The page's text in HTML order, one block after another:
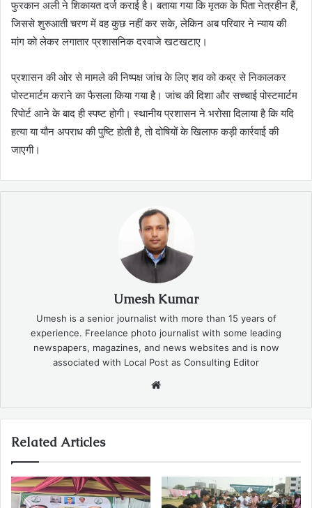
फुरकान अली ने शिकायत दर्ज कराई है। बताया गया कि मृतक के पिता नेत्रहीन हैं,
जिससे शुरुआती चरण में वह कुछ नहीं कर सके, लेकिन अब परिवार ने न्याय की
मांग को लेकर लगातार प्रशासनिक दरवाजे खटखटाए।
प्रशासन की ओर से मामले की निष्पक्ष जांच के लिए शव को कब्र से निकालकर
पोस्टमार्टम कराने का फैसला किया गया है। जांच की दिशा और सच्चाई पोस्टमार्टम
रिपोर्ट आने के बाद ही स्पष्ट होगी। स्थानीय प्रशासन ने भरोसा दिलाया है कि यदि
हत्या या यौन अपराध की पुष्टि होती है, तो दोषियों के खिलाफ कड़ी कार्रवाई की
जाएगी।
Umesh Kumar
Umesh is a senior journalist with more than 15 years of
experience. Freelance photo journalist with some leading
newspapers, magazines, and news websites and is now
associated with Local Post as Consulting Editor
Related Articles